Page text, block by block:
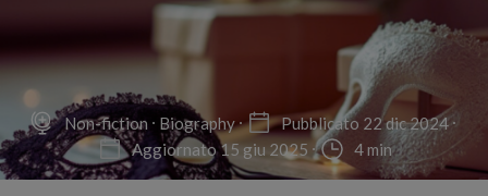
Non-fiction Biography
Pubblicato 22 dic 2024
Aggiornato 15 giu 2025
4 min